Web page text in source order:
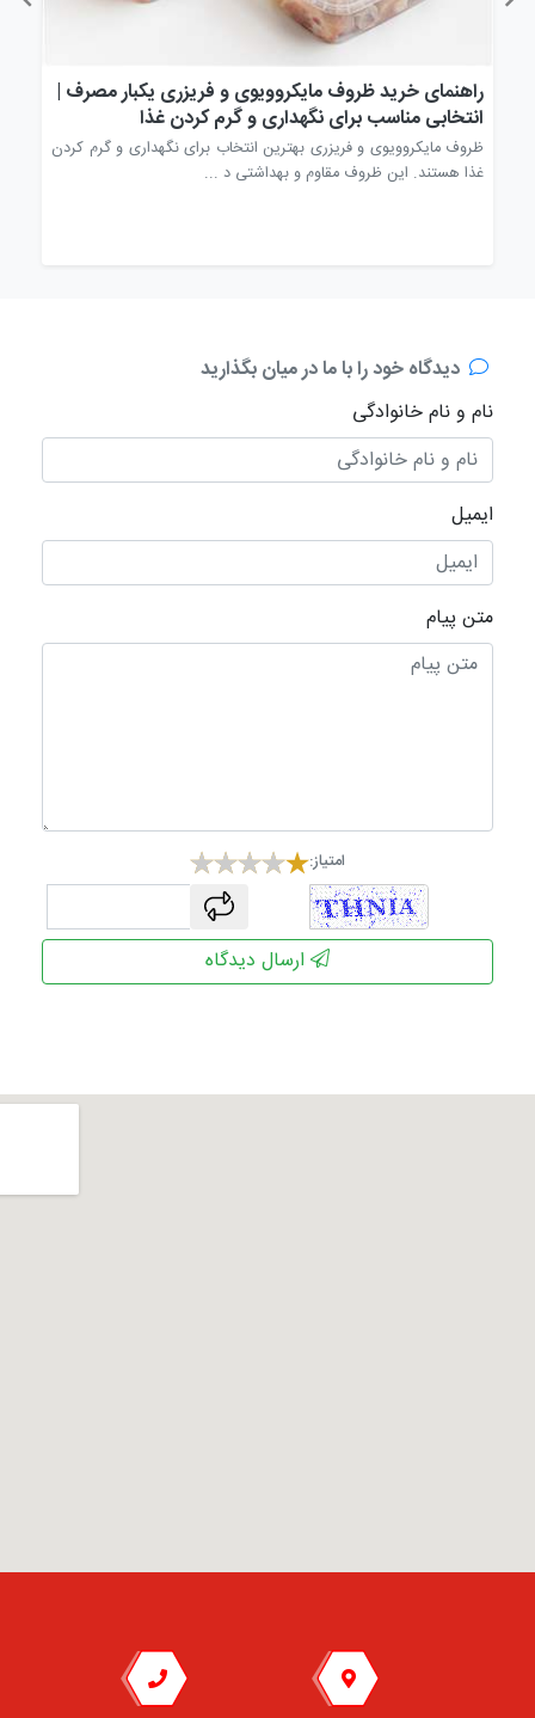
راهنمای خرید ظروف مایکروویوی و فریزری یکبار مصرف |
انتخابی مناسب برای نگهداری و گرم کردن غذا
ظروف مایکروویوی و فریزری بهترین انتخاب برای نگهداری و گرم کردن
غذا هستند. این ظروف مقاوم و بهداشتی د ...
دیدگاه خود را با ما در میان بگذارید
نام و نام خانوادگی
ایمیل
متن پیام
امتیاز:
captcha
ارسال دیدگاه